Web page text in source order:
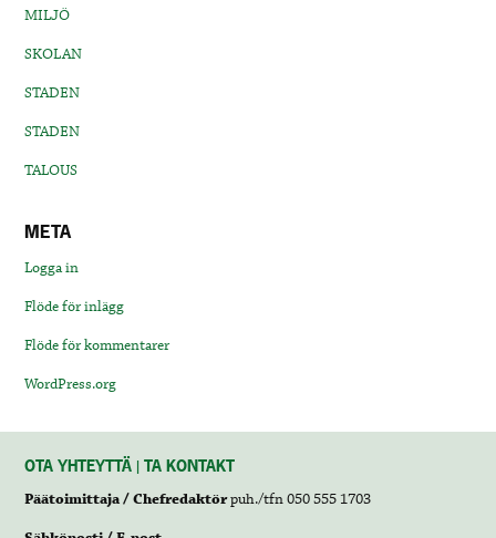
MILJÖ
SKOLAN
STADEN
STADEN
TALOUS
META
Logga in
Flöde för inlägg
Flöde för kommentarer
WordPress.org
OTA YHTEYTTÄ | TA KONTAKT
Päätoimittaja / Chefredaktörpuh./tfn 050 555 1703